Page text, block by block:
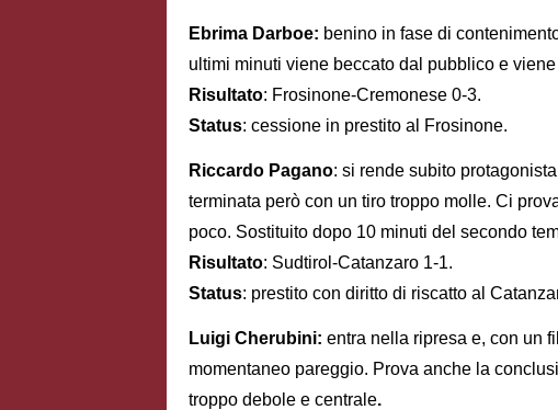
Ebrima Darboe: benino in fase di
ultimi minuti viene beccato dal pubblico e
Risultato: Frosinone-Cremonese 0-3.
Status: cessione in prestito al Frosinone.
Riccardo Pagano: si rende subito
terminata però con un tiro troppo molle. Ci
poco. Sostituito dopo 10 minuti del secondo
Risultato: Sudtirol-Catanzaro 1-1.
Status: prestito con diritto di riscatto al
Luigi Cherubini: entra nella ripresa e, con un
momentaneo pareggio. Prova anche la
troppo debole e centrale.